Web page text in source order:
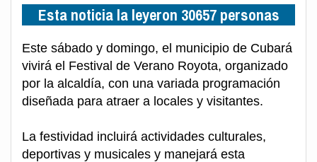
Esta noticia la leyeron 30657 personas
Este sábado y domingo, el municipio de Cubará
vivirá el Festival de Verano Royota, organizado
por la alcaldía, con una variada programación
diseñada para atraer a locales y visitantes.
La festividad incluirá actividades culturales,
deportivas y musicales y manejará esta